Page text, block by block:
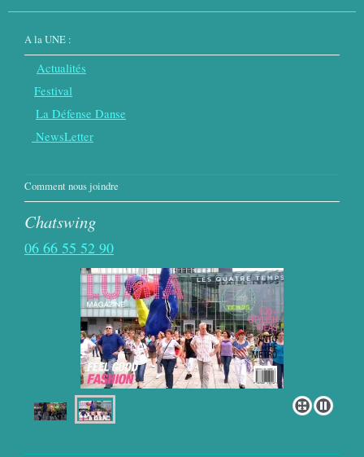
A la UNE :
Actualités
Festival
La Défense Danse
NewsLetter
Comment nous joindre
Chatswing
06 66 55 52 90